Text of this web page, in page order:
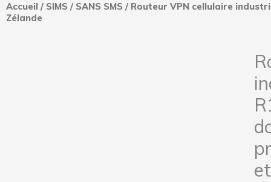
Accueil / SIMS / SANS SMS / Routeur VPN cellulaire
Zélande